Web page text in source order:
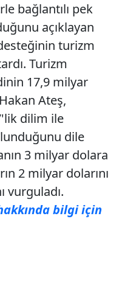
bağlantılı pek
açıklayan
turizm
Turizm
17,9 milyar
Ateş,
dilim ile
dile
3 milyar dolara
2 milyar dolarını
vurguladı.
bilgi için